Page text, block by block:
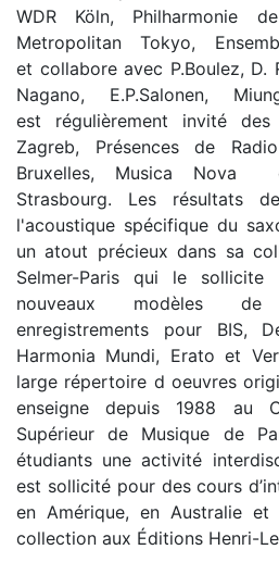
WDR Köln, Philharmonie
Metropolitan Tokyo,
et collabore avec P.Boulez, D.
Nagano, E.P.Salonen,
est régulièrement invité
Zagreb, Présences de
Bruxelles, Musica Nova
Strasbourg. Les résultats
l'acoustique spécifique du
un atout précieux dans sa
Selmer-Paris qui le
nouveaux modèles de
enregistrements pour BIS,
Harmonia Mundi, Erato et
large répertoire d oeuvres
enseigne depuis 1988 au
Supérieur de Musique de
étudiants une activité
est sollicité pour des cours
en Amérique, en Australie
collection aux Éditions Henri-